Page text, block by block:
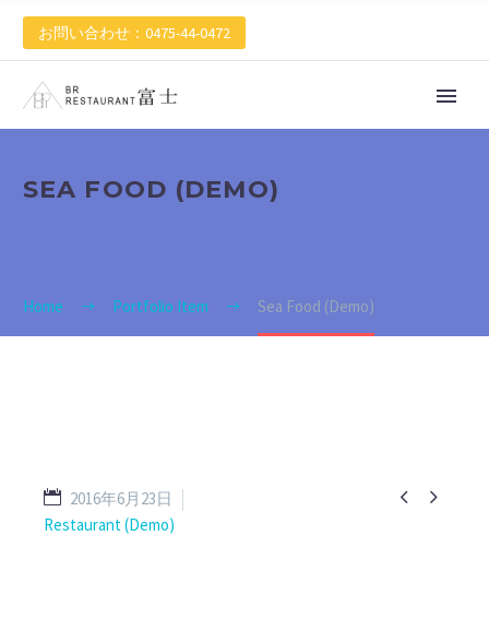
お問い合わせ：0475-44-0472
SEA FOOD (DEMO)
Home Portfolio Item Sea Food (Demo)
 
2016年6月23日
Restaurant (Demo)